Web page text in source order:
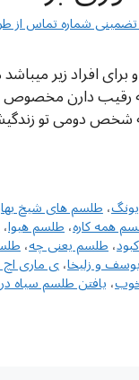
شماره تماس از طریق واتس
افراد زیر
دارن مخصوص
شخص دومی تو
،طلسم های شیخ
همه کاره،طلسم هیوا،
،طلسم یعنی چه،
و زلیخا،ی ماری
،یافتن طلسم سیاه